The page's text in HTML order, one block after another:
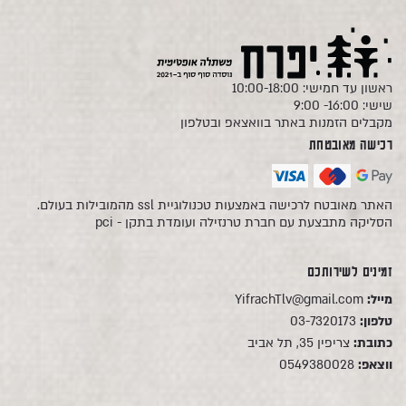
ראשון עד חמישי: 10:00-18:00
שישי: 16:00- 9:00
מקבלים הזמנות באתר בוואצאפ ובטלפון
רכישה מאובטחת
האתר מאובטח לרכישה באמצעות טכנולוגיית ssl מהמובילות בעולם.
הסליקה מתבצעת עם חברת טרנזילה ועומדת בתקן - pci
זמינים לשירותכם
מייל: YifrachTlv@gmail.com
טלפון: 03-7320173
כתובת: צריפין 35, תל אביב
ווצאפ: 0549380028